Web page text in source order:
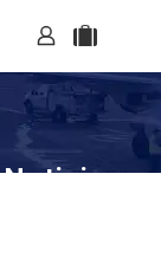
Noticias